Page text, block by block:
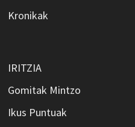
Kronikak
IRITZIA
Gomitak Mintzo
Ikus Puntuak